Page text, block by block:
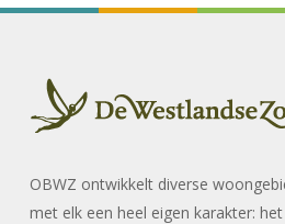
OBWZ ontwikkelt diverse
met elk een heel eigen karakter: